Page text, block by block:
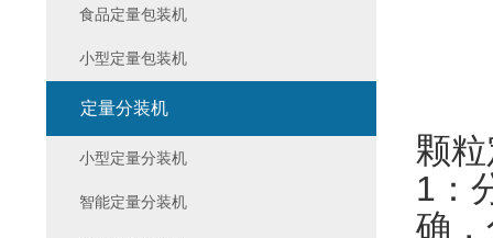
颗
1：
确
食品定量包装机
小型定量包装机
定量分装机
小型定量分装机
智能定量分装机